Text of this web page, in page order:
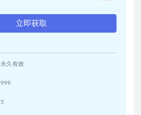
立即获取
永久有效
999
5